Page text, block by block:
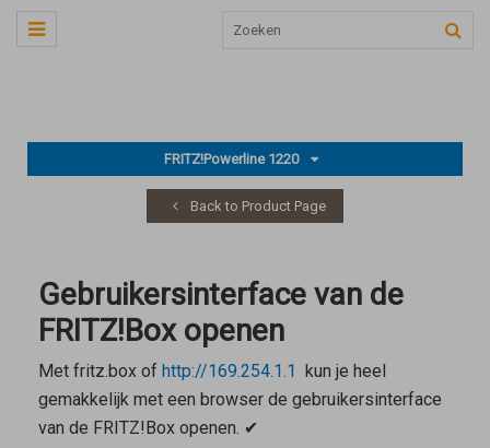
FRITZ!Powerline 1220
Back to Product Page
Gebruikersinterface van de
FRITZ!Box openen
Met fritz.boxof http://169.254.1.1 kun je heel
gemakkelijk met een browser de gebruikersinterface
van de FRITZ!Box openen. ✔